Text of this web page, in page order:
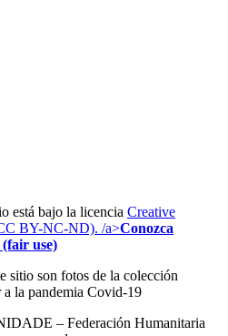
está bajo la licencia Creative
BY-NC-ND). /a>Conozca
use)
sitio son fotos de la colección
a la pandemia Covid-19
– Federación Humanitaria